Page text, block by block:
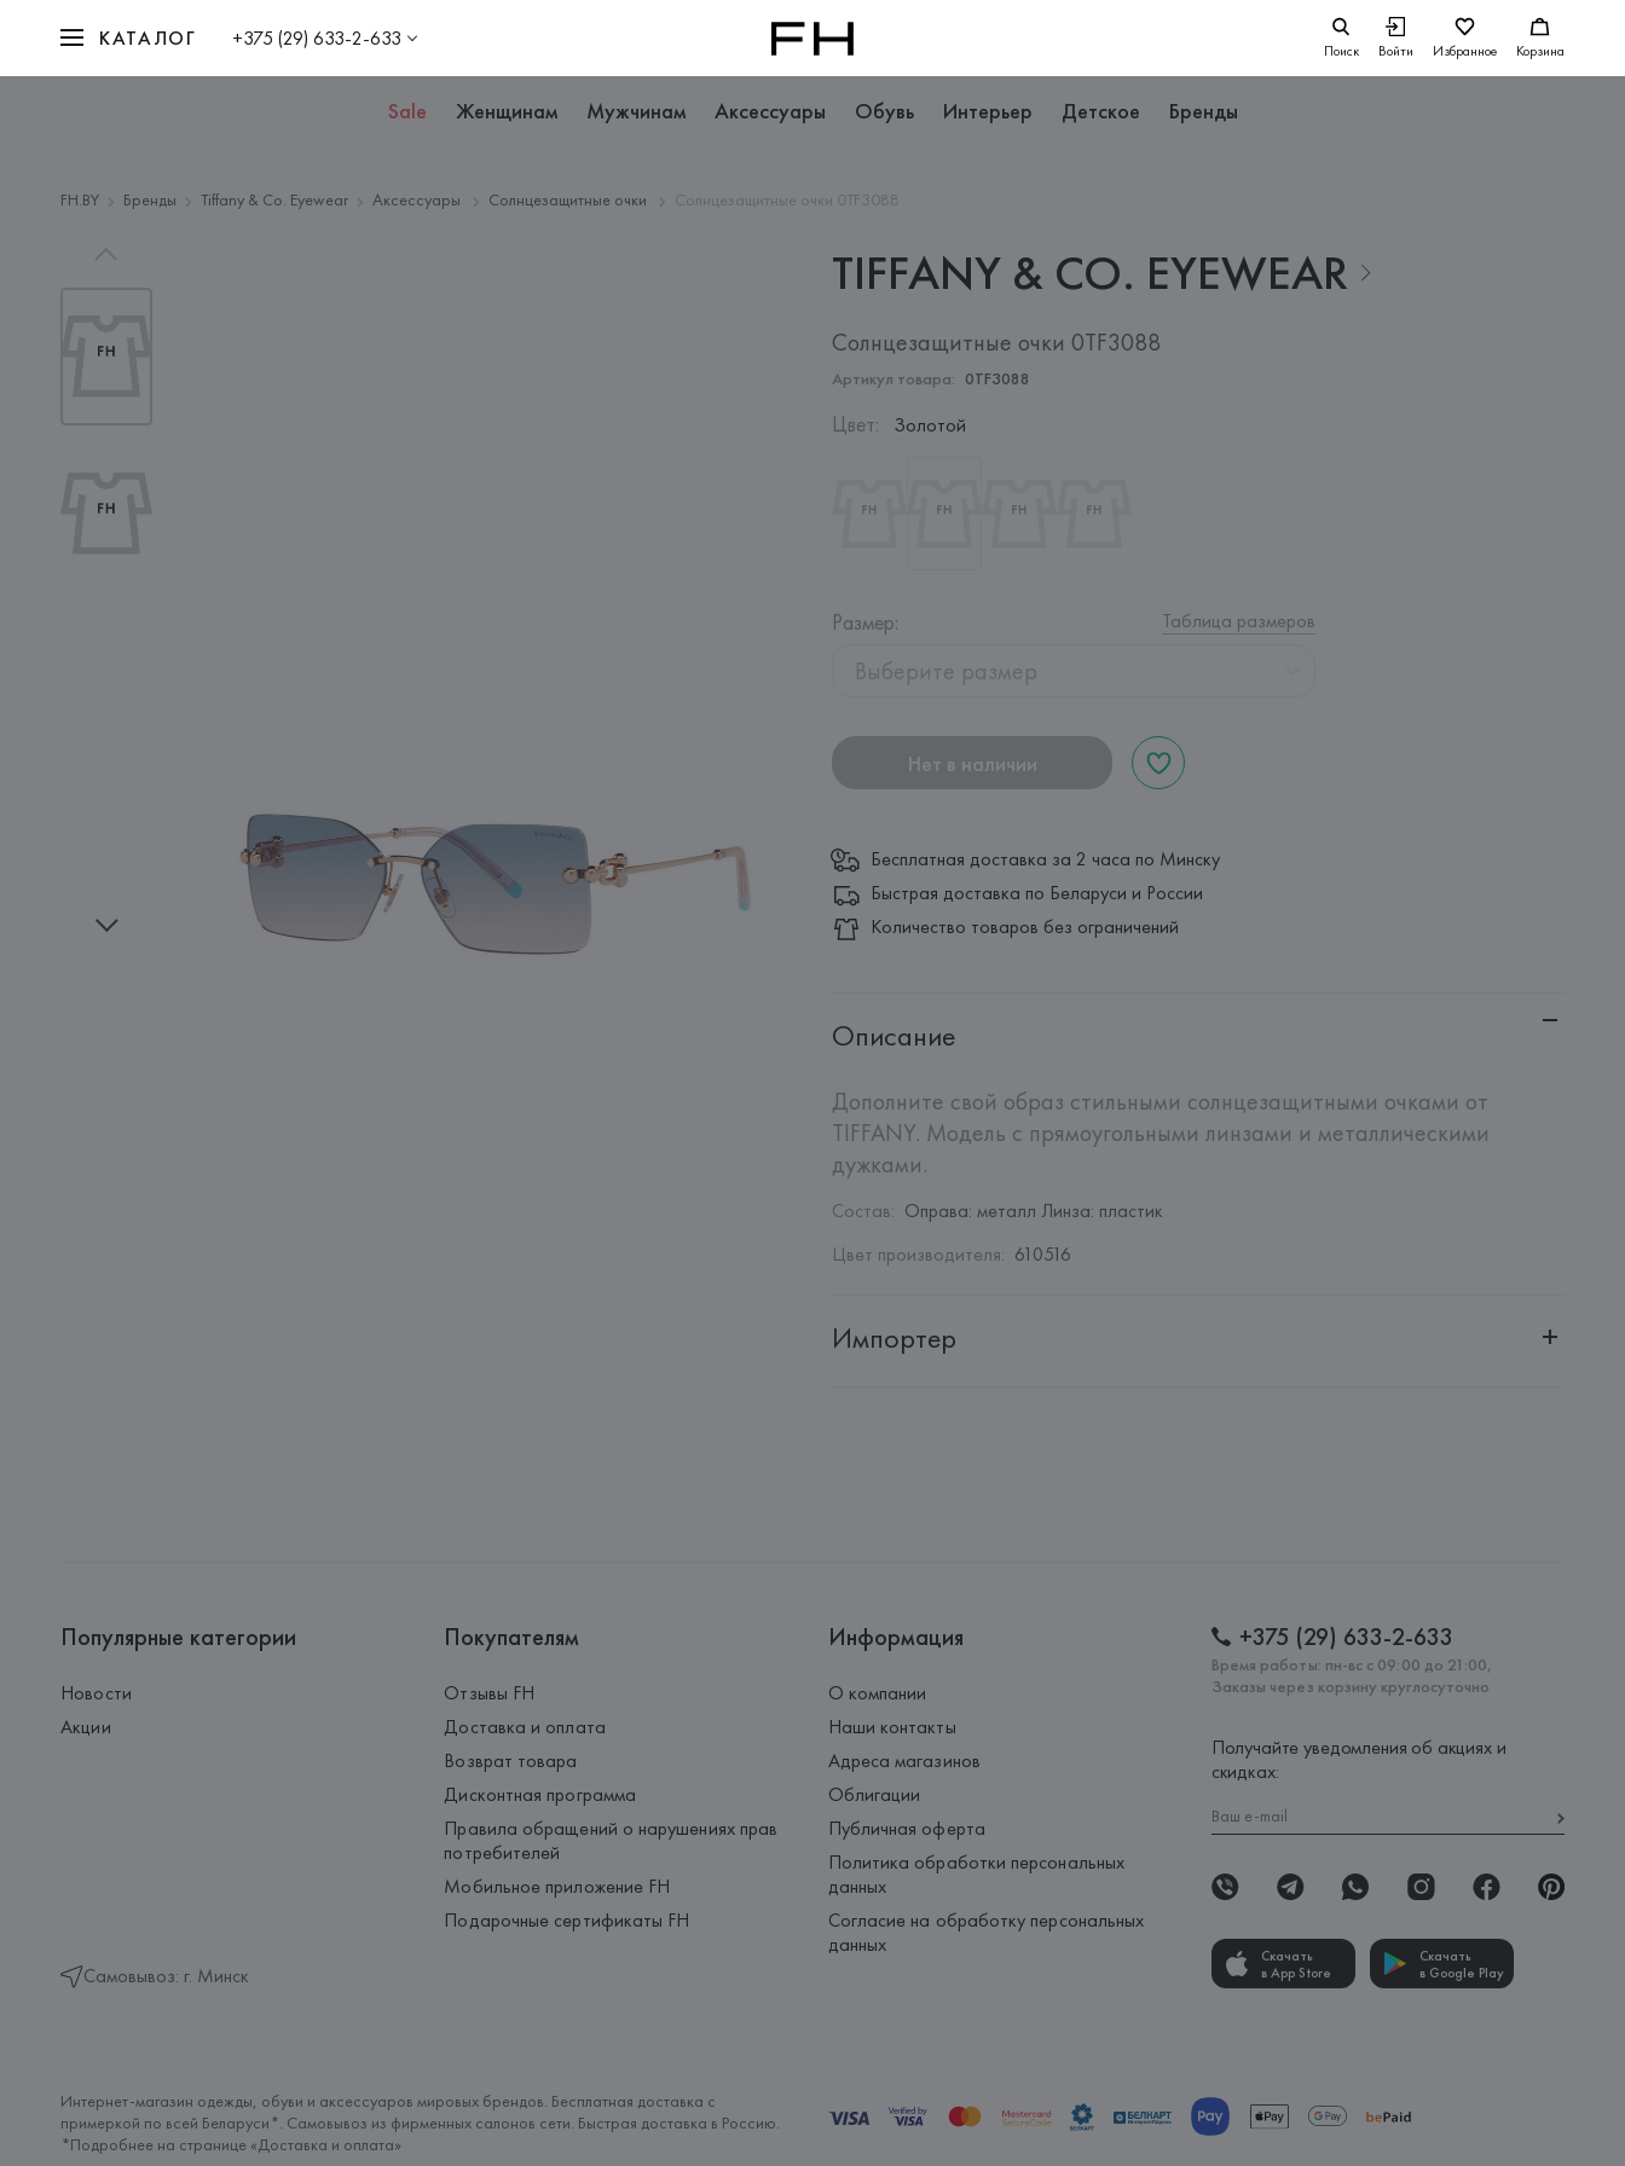
КАТАЛОГ +375 (29) 633-2-633 Поиск Войти Избранное Корзина
Sale Женщинам Мужчинам Аксессуары Обувь Интерьер Детское Бренды
FH.BY Бренды Tiffany & Co. Eyewear Аксессуары Солнцезащитные очки Солнцезащитные очки 0TF3088
TIFFANY & CO. EYEWEAR
Солнцезащитные очки 0TF3088
Артикул товара: 0TF3088
Цвет: Золотой
Размер: Таблица размеров
Выберите размер
Нет в наличии
Бесплатная доставка за 2 часа по Минску
Быстрая доставка по Беларуси и России
Количество товаров без ограничений
Описание
Дополните свой образ стильными солнцезащитными очками от
TIFFANY. Модель с прямоугольными линзами и металлическими
дужками.
Состав: Оправа: металл Линза: пластик
Цвет производителя: 610516
Импортер
Популярные категории
Новости
Акции
Самовывоз: г. Минск
Покупателям
Отзывы FH
Доставка и оплата
Возврат товара
Дисконтная программа
Правила обращений о нарушениях прав
потребителей
Мобильное приложение FH
Подарочные сертификаты FH
Информация
О компании
Наши контакты
Адреса магазинов
Облигации
Публичная оферта
Политика обработки персональных
данных
Согласие на обработку персональных
данных
+375 (29) 633-2-633
Время работы: пн-вс с 09:00 до 21:00,
Заказы через корзину круглосуточно
Получайте уведомления об акциях и
скидках:
Скачать
в App Store
Скачать
в Google Play
Интернет-магазин одежды, обуви и аксессуаров мировых брендов. Бесплатная доставка с
примеркой по всей Беларуси*. Самовывоз из фирменных салонов сети. Быстрая доставка в Россию.
*Подробнее на странице «Доставка и оплата»